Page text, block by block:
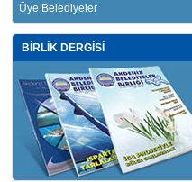
Üye Belediyeler
BİRLİK DERGİSİ